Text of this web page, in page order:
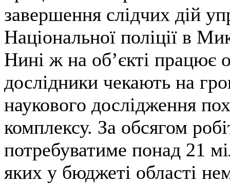
завершення слідчих дій
Національної поліції в
Нині ж на об’єкті працює
дослідники чекають на
наукового дослідження
комплексу. За обсягом
потребуватиме понад 21
яких у бюджеті області